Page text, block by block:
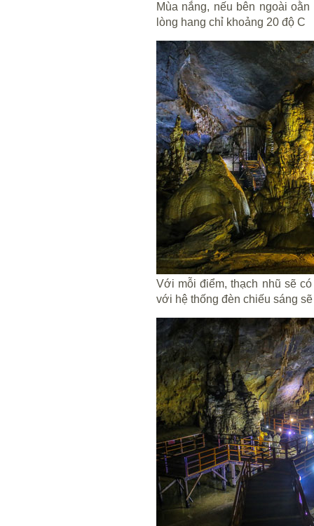
Mùa nắng, nếu bên ngoài
lòng hang chỉ khoảng 20 độ C
Với mỗi điểm, thạch nhũ sẽ
với hệ thống đèn chiếu sáng